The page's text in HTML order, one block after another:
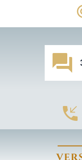
forum
phone_callback